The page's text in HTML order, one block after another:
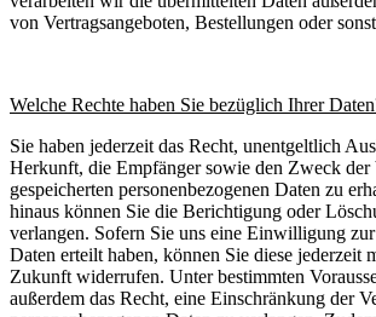
von Vertragsangeboten, Bestellungen oder
Welche Rechte haben Sie bezüglich Ihrer
Sie haben jederzeit das Recht, unentgeltlich
Herkunft, die Empfänger sowie den Zweck der
gespeicherten personenbezogenen Daten zu
hinaus können Sie die Berichtigung oder
verlangen. Sofern Sie uns eine Einwilligung
Daten erteilt haben, können Sie diese jederzeit
Zukunft widerrufen. Unter bestimmten
außerdem das Recht, eine Einschränkung der